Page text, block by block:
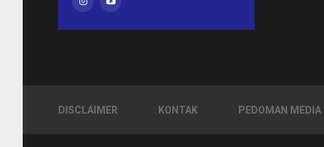
DISCLAIMER KONTAK PEDOMAN MEDIA